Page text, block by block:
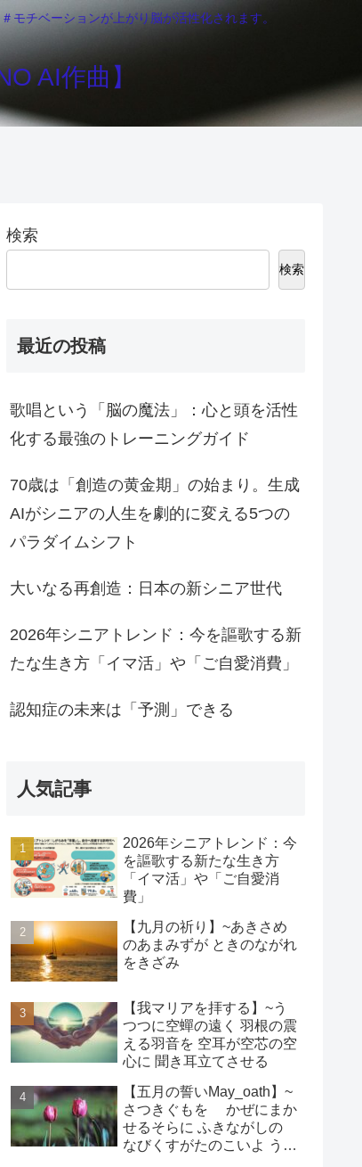
モチベーションが上がり脳が活性化されます。
AI作曲】
検索
検索
最近の投稿
歌唱という「脳の魔法」：心と頭を活性
化する最強のトレーニングガイド
70歳は「創造の黄金期」の始まり。生成
AIがシニアの人生を劇的に変える5つの
パラダイムシフト
大いなる再創造：日本の新シニア世代
2026年シニアトレンド：今を謳歌する新
たな生き方「イマ活」や「ご自愛消費」
認知症の未来は「予測」できる
人気記事
2026年シニアトレンド：今
を謳歌する新たな生き方
「イマ活」や「ご自愛消
費」
【九月の祈り】~あきさめ
のあまみずが ときのながれ
をきざみ
【我マリアを拝する】~う
つつに空蟬の遠く 羽根の震
える羽音を 空耳が空芯の空
心に 聞き耳立てさせる
【五月の誓いMay_oath】~
さつきぐもを かぜにまか
せるそらに ふきながしの
なびくすがたのこいよ うま